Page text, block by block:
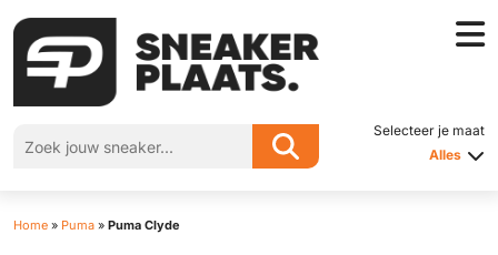
Selecteer je maat
Alles
Home » Puma » Puma Clyde